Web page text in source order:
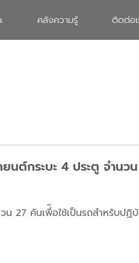
คลังความรู้ ติดต่อเ
ยนต์กระบะ 4 ประตู จำน
น 27 คันเพื่ิอใช้เป็นรถสำหรับปฏิ